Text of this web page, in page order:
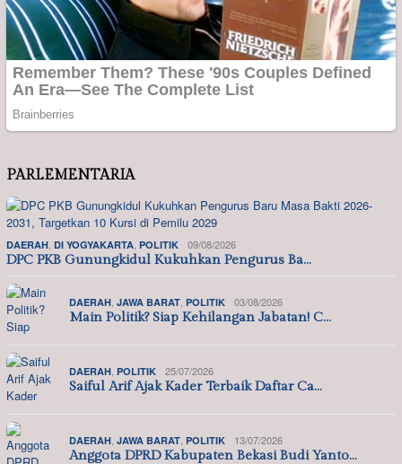
PARLEMENTARIA
DAERAH DI YOGYAKARTA POLITIK 09/08/2026
DPC PKB Gunungkidul Kukuhkan Pengurus Ba…
DAERAH JAWA BARAT POLITIK 03/08/2026
Main Politik? Siap Kehilangan Jabatan! C…
DAERAH POLITIK 25/07/2026
Saiful Arif Ajak Kader Terbaik Daftar Ca…
DAERAH JAWA BARAT POLITIK 13/07/2026
Anggota DPRD Kabupaten Bekasi Budi Yanto…